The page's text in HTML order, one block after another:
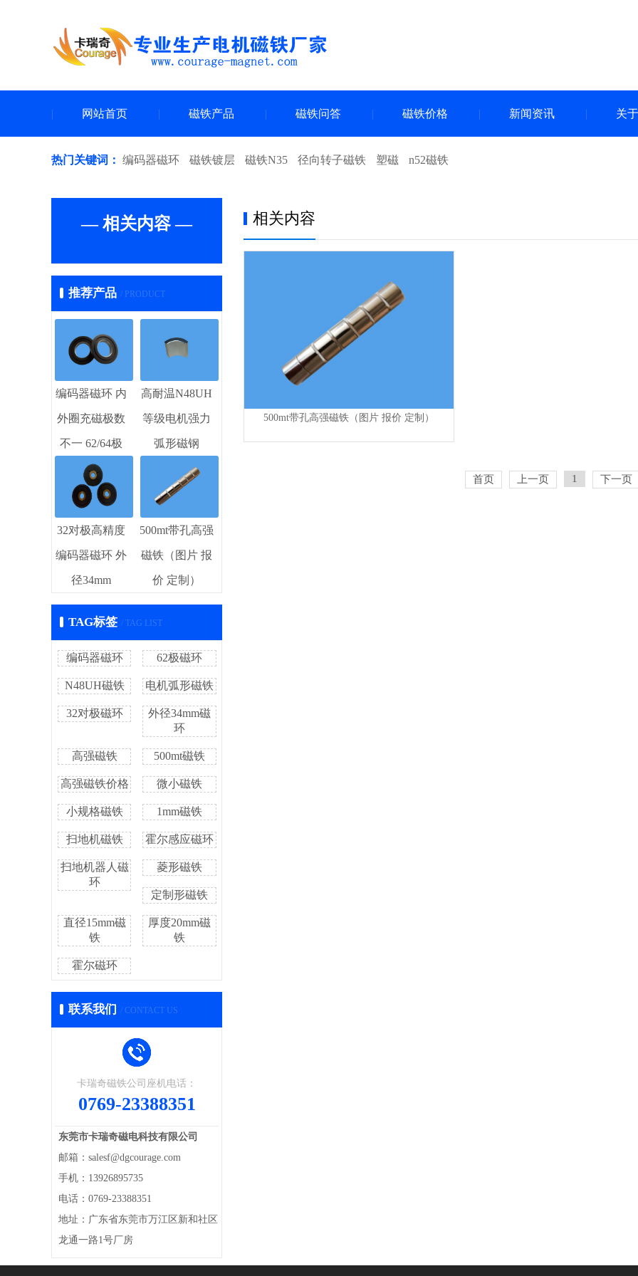
网站首页 磁铁产品 磁铁问答 磁铁价格 新闻资讯 关
热门关键词： 编码器磁环 磁铁镀层 磁铁N35 径向转子磁铁 塑磁 n52磁铁
— 相关内容 —
推荐产品 / PRODUCT
编码器磁环 内
外圈充磁极数
不一 62/64极
高耐温N48UH
等级电机强力
弧形磁钢
32对极高精度
编码器磁环 外
径34mm
500mt带孔高强
磁铁（图片 报
价 定制）
TAG标签 / TAG LIST
编码器磁环 62极磁环
N48UH磁铁 电机弧形磁铁
32对极磁环
外径34mm磁
环
高强磁铁 500mt磁铁
高强磁铁价格 微小磁铁
小规格磁铁 1mm磁铁
扫地机磁铁 霍尔感应磁环
扫地机器人磁
环
菱形磁铁
定制形磁铁
直径15mm磁
铁
厚度20mm磁
铁
霍尔磁环
联系我们 / CONTACT US
卡瑞奇磁铁公司座机电话：
0769-23388351
东莞市卡瑞奇磁电科技有限公司
邮箱：salesf@dgcourage.com
手机：13926895735
电话：0769-23388351
地址：广东省东莞市万江区新和社区
龙通一路1号厂房
相关内容
500mt带孔高强磁铁（图片 报价 定制）
首页 上一页 1 下一页